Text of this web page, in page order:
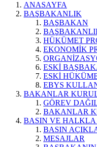
ANASAYFA
BAŞBAKANLIK
BAŞBAKAN
HÜKÜMET
EKONOMİK
ESKİ
ESKİ
EBYS
BAKANLAR
GÖREV
BAKANLAR
BASIN VE HALKLA
BASIN
MESAJLAR